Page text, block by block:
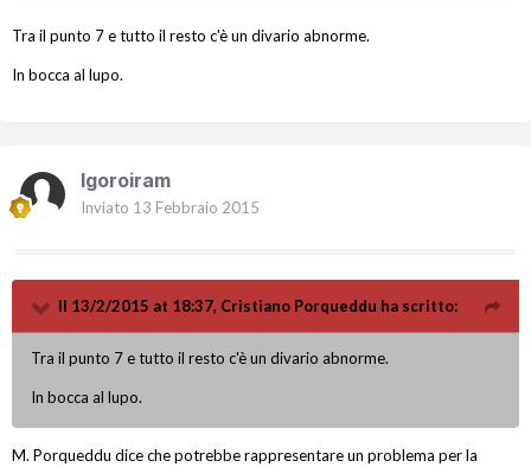
Tra il punto 7 e tutto il resto c'è un divario abnorme.
In bocca al lupo.
Igoroiram
Inviato 13 Febbraio 2015
Il 13/2/2015 at 18:37, Cristiano Porqueddu ha scritto:
Tra il punto 7 e tutto il resto c'è un divario abnorme.
In bocca al lupo.
M. Porqueddu dice che potrebbe rappresentare un problema per la